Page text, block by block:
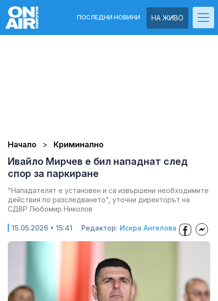
НА ЖИВО
ПОСЛЕДНИ НОВИНИ
Начало Криминално
Ивайло Мирчев е бил нападнат след
спор за паркиране
"Нападателят е установен и са извършени необходимите
действия по разследването", уточни директорът на
СДВР Любомир Николов
15.05.2026 • 15:41 Редактор: Искра Ангелова